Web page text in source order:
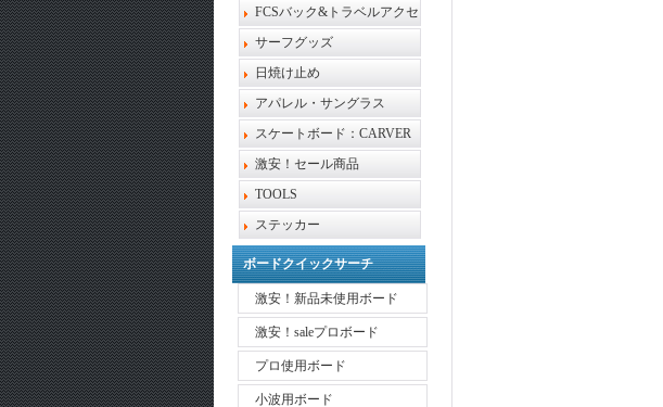
FCSバック&トラベルアクセ
サーフグッズ
日焼け止め
アパレル・サングラス
スケートボード：CARVER
激安！セール商品
TOOLS
ステッカー
ボードクイックサーチ
激安！新品未使用ボード
激安！saleプロボード
プロ使用ボード
小波用ボード